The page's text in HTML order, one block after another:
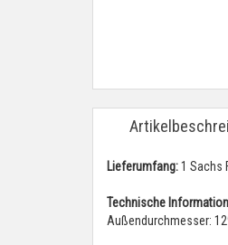
Lieferumfang:1 Sachs
Technische
Außendurchmesser: